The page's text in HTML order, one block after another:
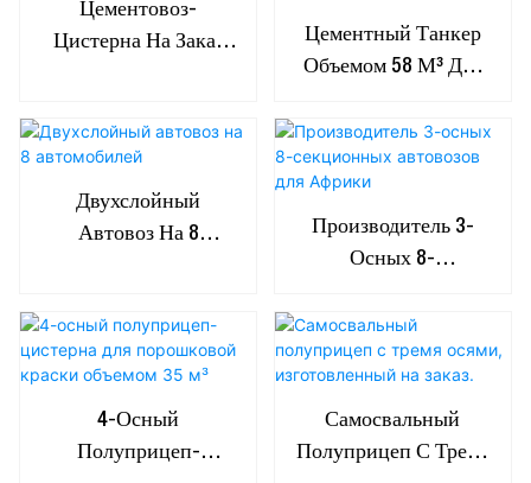
Цементовоз-
Цистерна На Заказ
Цементный Танкер
Объемом 58 М³ Для
Африканскую
Ливию.
Двухслойный
Автовоз На 8
Производитель 3-
Осных 8-
Автовозов Для
Африки
4-Осный
Полуприцеп-
Самосвальный
Полуприцеп С Тремя